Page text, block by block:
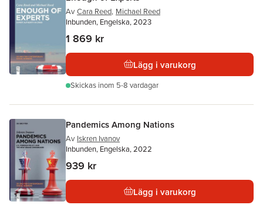
Av Cara Reed, Michael Reed
Inbunden, Engelska, 2023
1 869 kr
Lägg i varukorg
Skickas inom 5-8 vardagar
Pandemics Among Nations
Av Iskren Ivanov
Inbunden, Engelska, 2022
939 kr
Lägg i varukorg